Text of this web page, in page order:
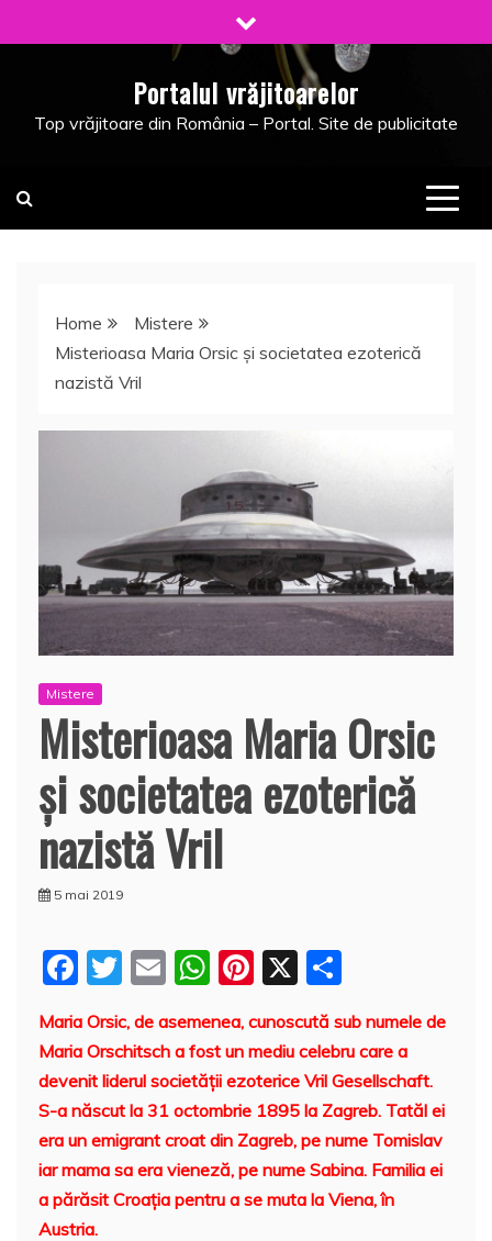
to
Portalul vrăjitoarelor
Top vrăjitoare din România – Portal. Site de publicitate
Home
Mistere
Misterioasa Maria Orsic şi societatea ezoterică
nazistă Vril
Mistere
Misterioasa Maria Orsic
şi societatea ezoterică
nazistă Vril
5 mai 2019
F
c
e
b
o
o
k
T
itt
er
E
ai
l
W
at
s
A
p
p
Pi
er
e
st
X
rt
aj
e
a
z
ă
Maria Orsic, de asemenea, cunoscută sub numele de
Maria Orschitsch a fost un mediu celebru care a
devenit liderul societăţii ezoterice Vril Gesellschaft.
S-a născut la 31 octombrie 1895 la Zagreb. Tatăl ei
era un emigrant croat din Zagreb, pe nume Tomislav
iar mama sa era vieneză, pe nume Sabina. Familia ei
a părăsit Croaţia pentru a se muta la Viena, în
Austria.